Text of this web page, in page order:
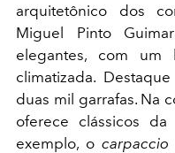
arquitetônico dos
Miguel Pinto
elegantes, com um
climatizada.
duas mil garrafas. Na
oferece clássicos
exemplo, o